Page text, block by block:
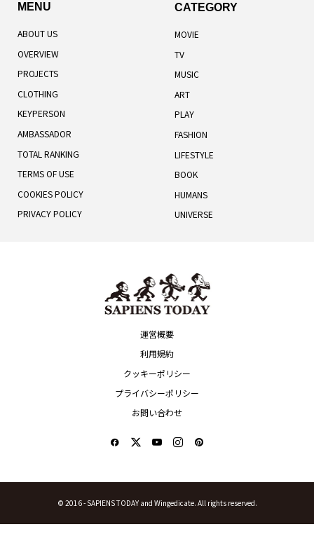
MENU
ABOUT US
OVERVIEW
PROJECTS
CLOTHING
KEYPERSON
AMBASSADOR
TOTAL RANKING
TERMS OF USE
COOKIES POLICY
PRIVACY POLICY
CATEGORY
MOVIE
TV
MUSIC
ART
PLAY
FASHION
LIFESTYLE
BOOK
HUMANS
UNIVERSE
運営概要
利用規約
クッキーポリシー
プライバシーポリシー
お問い合わせ
© 2016 -SAPIENS TODAY and Wingedicate. All rights reserved.